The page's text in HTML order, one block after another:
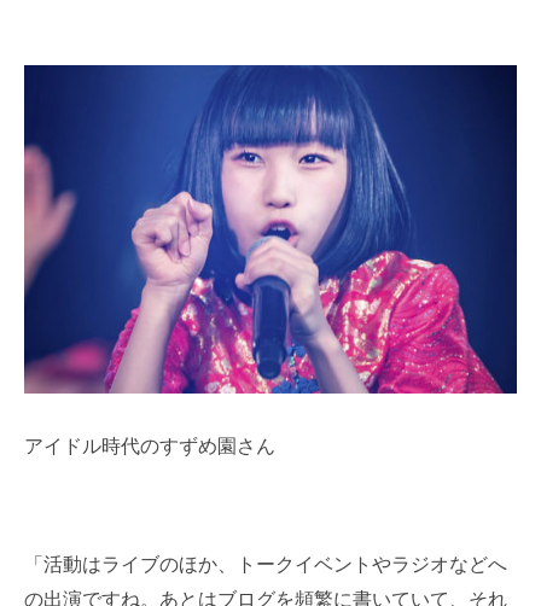
アイドル時代のすずめ園さん
「活動はライブのほか、トークイベントやラジオなどへ
の出演ですね。あとはブログを頻繁に書いていて、それ